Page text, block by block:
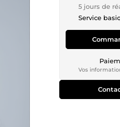
5 jours de
Service
Vos